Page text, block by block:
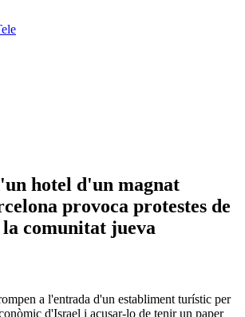
hotel d'un magnat
provoca protestes de
comunitat jueva
a l'entrada d'un establiment turístic per
d'Israel i acusar-lo de tenir un paper